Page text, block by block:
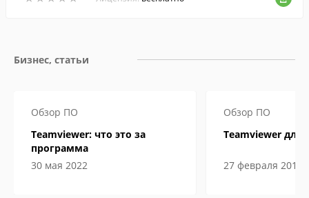
Бизнес, статьи
Обзор ПО
Teamviewer: что это за
программа
30 мая 2022
Обзор ПО
Teamviewer для
27 февраля 2019